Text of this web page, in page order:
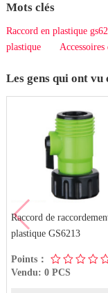
Mots clés
Raccord en plastique
plastique
Les gens qui ont vu
Raccord de
plastique GS6213
Points：
Vendu: 0 PCS